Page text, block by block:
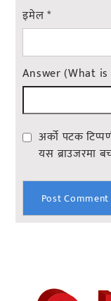
इमेल*
Answer (What is
अर्को पटक
यस ब्राउजरमा